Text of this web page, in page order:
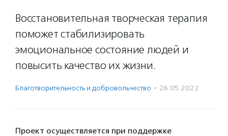
Восстановительная творческая терапия
поможет стабилизировать
эмоциональное состояние людей и
повысить качество их жизни.
Благотвори­тель­ность и доброволь­чест­во · 26.05.2022
Проект осуществляется при поддержке